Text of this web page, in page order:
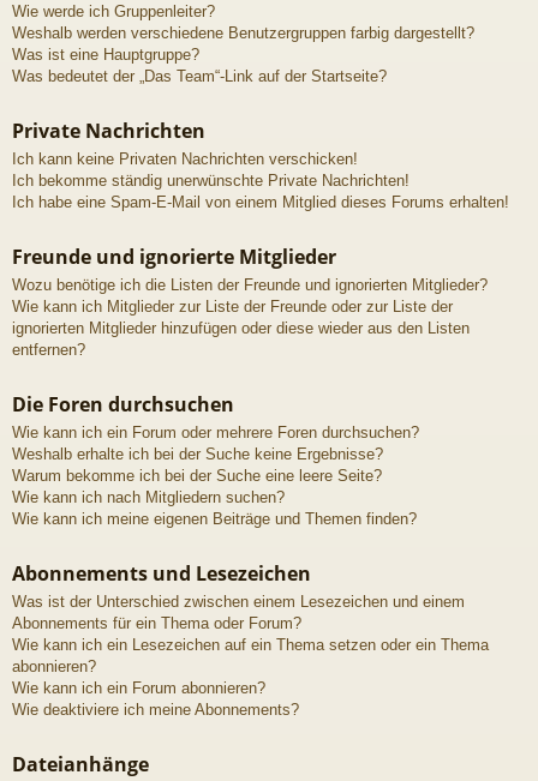
Wie werde ich Gruppenleiter?
Weshalb werden verschiedene Benutzergruppen farbig dargestellt?
Was ist eine Hauptgruppe?
Was bedeutet der „Das Team“-Link auf der Startseite?
Private Nachrichten
Ich kann keine Privaten Nachrichten verschicken!
Ich bekomme ständig unerwünschte Private Nachrichten!
Ich habe eine Spam-E-Mail von einem Mitglied dieses Forums erhalten!
Freunde und ignorierte Mitglieder
Wozu benötige ich die Listen der Freunde und ignorierten Mitglieder?
Wie kann ich Mitglieder zur Liste der Freunde oder zur Liste der
ignorierten Mitglieder hinzufügen oder diese wieder aus den Listen
entfernen?
Die Foren durchsuchen
Wie kann ich ein Forum oder mehrere Foren durchsuchen?
Weshalb erhalte ich bei der Suche keine Ergebnisse?
Warum bekomme ich bei der Suche eine leere Seite?
Wie kann ich nach Mitgliedern suchen?
Wie kann ich meine eigenen Beiträge und Themen finden?
Abonnements und Lesezeichen
Was ist der Unterschied zwischen einem Lesezeichen und einem
Abonnements für ein Thema oder Forum?
Wie kann ich ein Lesezeichen auf ein Thema setzen oder ein Thema
abonnieren?
Wie kann ich ein Forum abonnieren?
Wie deaktiviere ich meine Abonnements?
Dateianhänge